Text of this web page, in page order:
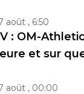
août , 6:50
: OM-
et sur
août , 00:00